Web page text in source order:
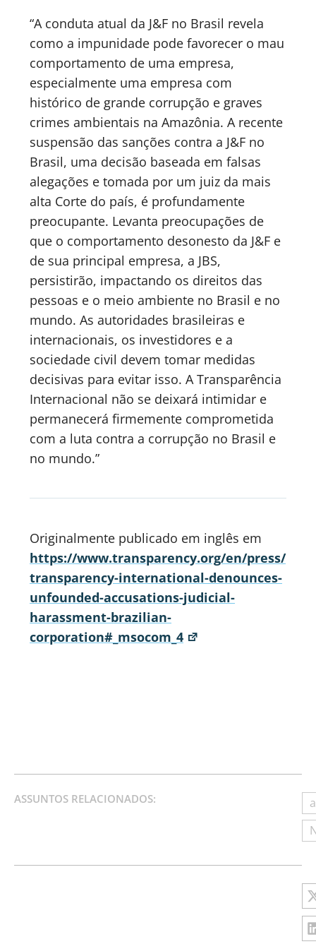
“A conduta atual da J&F no Brasil revela
como a impunidade pode favorecer o mau
comportamento de uma empresa,
especialmente uma empresa com
histórico de grande corrupção e graves
crimes ambientais na Amazônia. A recente
suspensão das sanções contra a J&F no
Brasil, uma decisão baseada em falsas
alegações e tomada por um juiz da mais
alta Corte do país, é profundamente
preocupante. Levanta preocupações de
que o comportamento desonesto da J&F e
de sua principal empresa, a JBS,
persistirão, impactando os direitos das
pessoas e o meio ambiente no Brasil e no
mundo. As autoridades brasileiras e
internacionais, os investidores e a
sociedade civil devem tomar medidas
decisivas para evitar isso. A Transparência
Internacional não se deixará intimidar e
permanecerá firmemente comprometida
com a luta contra a corrupção no Brasil e
no mundo.”
Originalmente publicado em inglês em
https://www.transparency.org/en/press/
transparency-international-denounces-
unfounded-accusations-judicial-
harassment-brazilian-
corporation#_msocom_4
ASSUNTOS RELACIONADOS: